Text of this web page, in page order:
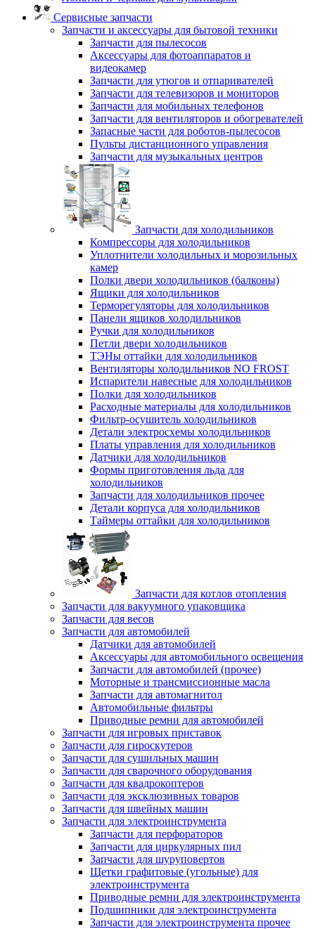
Сервисные запчасти
Запчасти и аксессуары для бытовой техники
Запчасти для пылесосов
Аксессуары для фотоаппаратов и
видеокамер
Запчасти для утюгов и отпаривателей
Запчасти для телевизоров и мониторов
Запчасти для мобильных телефонов
Запчасти для вентиляторов и обогревателей
Запасные части для роботов-пылесосов
Пульты дистанционного управления
Запчасти для музыкальных центров
Запчасти для холодильников
Компрессоры для холодильников
Уплотнители холодильных и морозильных
камер
Полки двери холодильников (балконы)
Ящики для холодильников
Терморегуляторы для холодильников
Панели ящиков холодильников
Ручки для холодильников
Петли двери холодильников
ТЭНы оттайки для холодильников
Вентиляторы холодильников NO FROST
Испарители навесные для холодильников
Полки для холодильников
Расходные материалы для холодильников
Фильтр-осушитель холодильников
Детали электросхемы холодильников
Платы управления для холодильников
Датчики для холодильников
Формы приготовления льда для
холодильников
Запчасти для холодильников прочее
Детали корпуса для холодильников
Таймеры оттайки для холодильников
Запчасти для котлов отопления
Запчасти для вакуумного упаковщика
Запчасти для весов
Запчасти для автомобилей
Датчики для автомобилей
Аксессуары для автомобильного освещения
Запчасти для автомобилей (прочее)
Моторные и трансмиссионные масла
Запчасти для автомагнитол
Автомобильные фильтры
Приводные ремни для автомобилей
Запчасти для игровых приставок
Запчасти для гироскутеров
Запчасти для сушильных машин
Запчасти для сварочного оборудования
Запчасти для квадрокоптеров
Запчасти для эксклюзивных товаров
Запчасти для швейных машин
Запчасти для электроинструмента
Запчасти для перфораторов
Запчасти для циркулярных пил
Запчасти для шуруповертов
Щетки графитовые (угольные) для
электроинструмента
Приводные ремни для электроинструмента
Подшипники для электроинструмента
Запчасти для электроинструмента прочее